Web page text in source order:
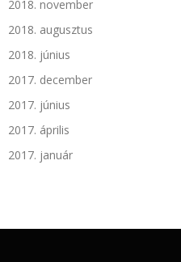
2018. november
2018. augusztus
2018. június
2017. december
2017. június
2017. április
2017. január